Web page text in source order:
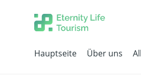
Hauptseite Über uns